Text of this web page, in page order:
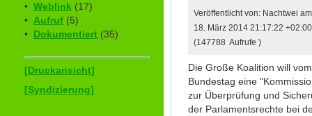
• Weblink (17)
• Aufruf (5)
• Dokumentiert (35)
[Druckansicht]
[Syndizierung]
Veröffentlicht von: Nachtwei am
18. März 2014 21:17:22 +02:00
(147788 Aufrufe )
Die Große Koalition will vom
Bundestag eine
zur Überprüfung und
der Parlamentsrechte bei